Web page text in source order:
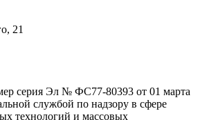
21
серия Эл № ФС77-80393 от 01 марта
службой по надзору в сфере
технологий и массовых